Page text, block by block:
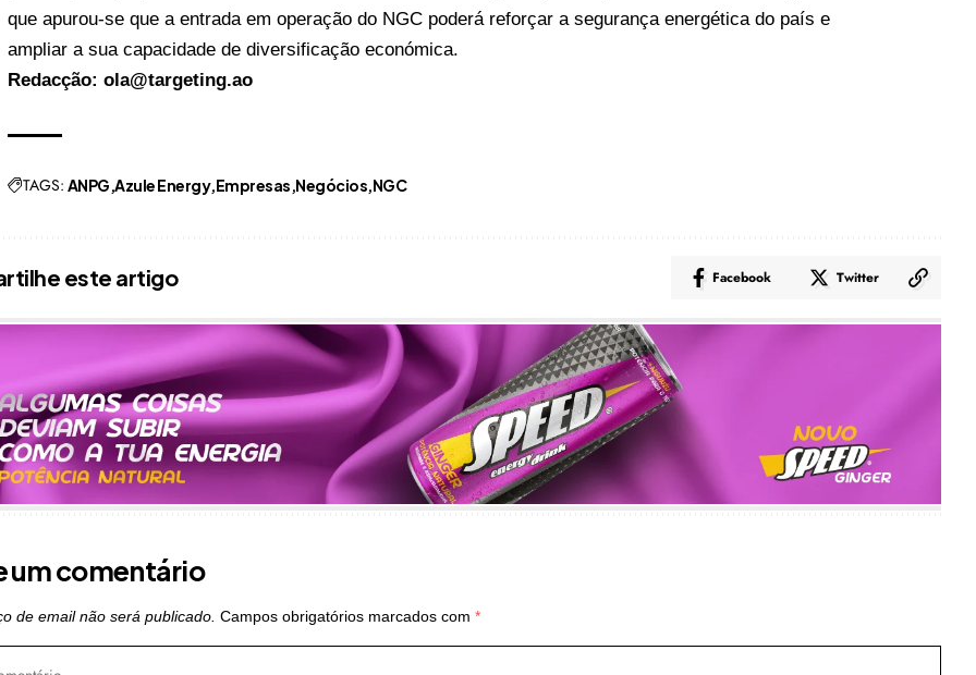
que apurou-se que a entrada em operação do NGC poderá reforçar a segurança energética do país e
ampliar a sua capacidade de diversificação económica.
Redacção: ola@targeting.ao
TAGS: ANPG Azule Energy Empresas Negócios NGC
este artigo Facebook Twitter
um comentário
de email não será publicado. Campos obrigatórios marcados com *